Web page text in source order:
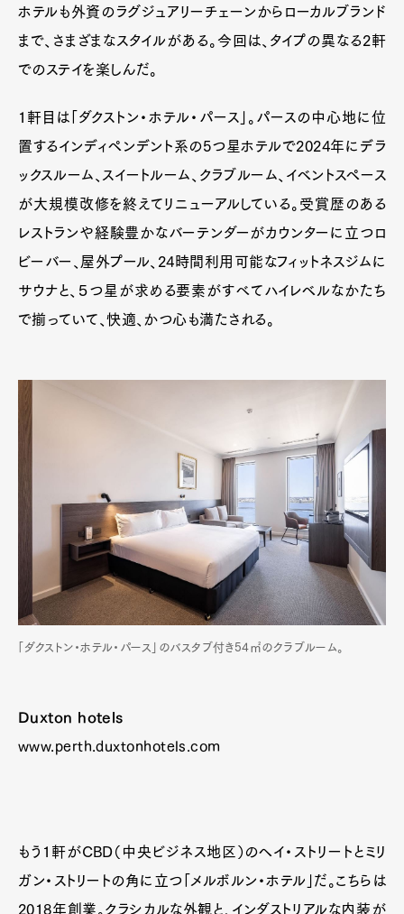
Official Columnist
About
Contact
Pen Meet
ホテルも外資のラグジュアリーチェーンからローカルブランド
まで、さまざまなスタイルがある。今回は、タイプの異なる2軒
でのステイを楽しんだ。
1軒目は「ダクストン・ホテル・パース」。パースの中心地に位
置するインディペンデント系の5つ星ホテルで2024年にデラ
ックスルーム、スイートルーム、クラブルーム、イベントスペース
が大規模改修を終えてリニューアルしている。受賞歴のある
レストランや経験豊かなバーテンダーがカウンターに立つロ
ビーバー、屋外プール、24時間利用可能なフィットネスジムに
サウナと、５つ星が求める要素がすべてハイレベルなかたち
で揃っていて、快適、かつ心も満たされる。
「ダクストン・ホテル・パース」のバスタブ付き54㎡のクラブルーム。
Duxton hotels
www.perth.duxtonhotels.com
もう1軒がCBD（中央ビジネス地区）のヘイ・ストリートとミリ
ガン・ストリートの角に立つ「メルボルン・ホテル」だ。こちらは
2018年創業。クラシカルな外観と、インダストリアルな内装が